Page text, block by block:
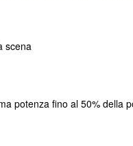
scena
potenza fino al 50% della